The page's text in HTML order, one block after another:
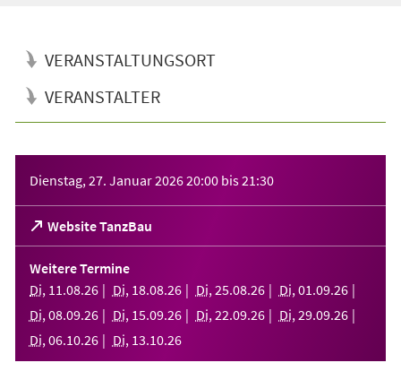
VERANSTALTUNGSORT
VERANSTALTER
Dienstag, 27. Januar 202620:00 bis21:30
Website TanzBau
(Öffnet
in
einem
neuen
Tab)
Weitere Termine
Di, 11 .08.26 Di, 18.08.26 Di, 25.08.26 Di, 01 .09.26
Di, 08.09.26 Di, 15.09.26 Di, 22.09.26 Di, 29.09.26
Di, 06.10.26 Di, 13.10.26